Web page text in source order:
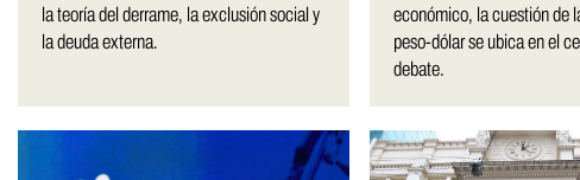
la teoría del derrame, la exclusión social y
la deuda externa.
económico, la cuestión de
peso-dólar se ubica en el
debate.